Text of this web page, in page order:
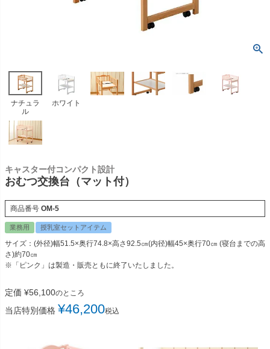
ナチュラ
ル
ホワイト
キャスター付コンパクト設計
おむつ交換台（マット付）
商品番号 OM-5
業務用 授乳室セットアイテム
サイズ：(外径)幅51.5×奥行74.8×高さ92.5㎝(内径)幅45×奥行70㎝ (寝台までの高
さ)約70㎝
※「ピンク」は製造・販売ともに終了いたしました。
定価 ¥56,100のところ
当店特別価格 ¥46,200税込